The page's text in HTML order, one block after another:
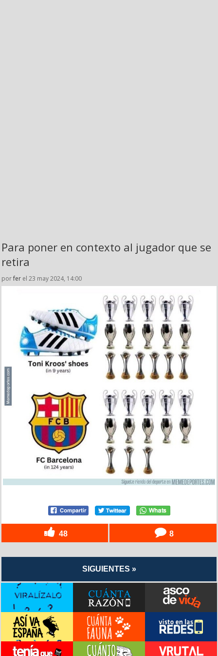
Para poner en contexto al jugador que se
retira
porfer el 23 may 2024, 14:00
48 8
SIGUIENTES »